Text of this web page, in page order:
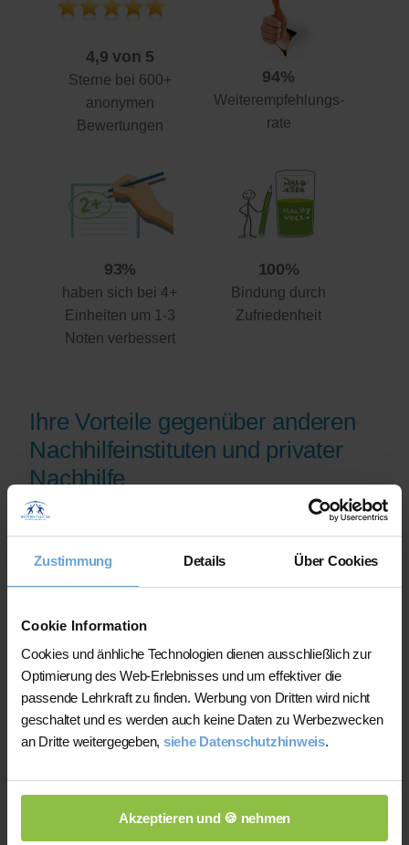
Zustimmung Details Über Cookies
Cookie Information
Cookies und änhliche Technologien dienen ausschließlich zur
Optimierung des Web-Erlebnisses und um effektiver die
passende Lehrkraft zu finden. Werbung von Dritten wird nicht
geschaltet und es werden auch keine Daten zu Werbezwecken
an Dritte weitergegeben, siehe Datenschutzhinweis.
Akzeptieren und 🍪 nehmen
4,9 von 5
Sterne bei 600+
anonymen
Bewertungen
94%
Weiterempfehlungs-
rate
93%
haben sich bei 4+
Einheiten um 1-3
Noten verbessert
100%
Bindung durch
Zufriedenheit
Ihre Vorteile gegenüber anderen
Nachhilfeinstituten und privater
Nachhilfe
Qualifikationsnachweise vor der
Freischaltung geprüft werden.
Nachhilfe-Team.net unterstützt Sie dabei,
möglichst schnell eine zu Ihrem Bedarf
passende Lehrkraft zu finden. Bei einem
Ausfall können Sie auf Wunsch bei der
Vermittlung einer anderen Lehrkraft
unterstützt werden.
ihren Unterricht eigenständig.
Die jeweilige Lehrkraft stimmt Lernziele,